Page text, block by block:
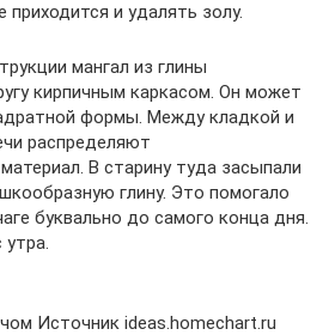
приходится и удалять золу.
мангал из глины
кирпичным каркасом. Он может
формы. Между кладкой и
распределяют
В старину туда засыпали
глину. Это помогало
буквально до самого конца дня.
утра.
Источник ideas.homechart.ru